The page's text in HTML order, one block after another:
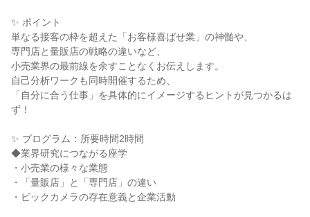
✨ ポイント
単なる接客の枠を超えた「お客様喜ばせ業」の神髄や、
専門店と量販店の戦略の違いなど、
小売業界の最前線を余すことなくお伝えします。
自己分析ワークも同時開催するため、
「自分に合う仕事」を具体的にイメージするヒントが見つかるは
ず！
✨ プログラム：所要時間2時間
◆業界研究につながる座学
・小売業の様々な業態
・「量販店」と「専門店」の違い
・ビックカメラの存在意義と企業活動